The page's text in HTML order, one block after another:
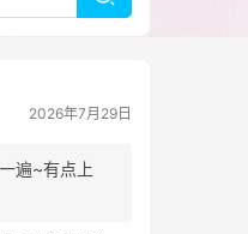
2026年7月29日
遍~有点上